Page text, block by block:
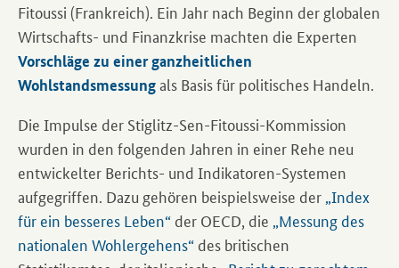
Fitoussi (Frankreich). Ein Jahr nach Beginn der globalen
Wirtschafts- und Finanzkrise machten die Experten
Vorschläge zu einer ganzheitlichen
Wohlstandsmessungals Basis für politisches Handeln.
Die Impulse der Stiglitz-Sen-Fitoussi-Kommission
wurden in den folgenden Jahren in einer Rehe neu
entwickelter Berichts- und Indikatoren-Systemen
aufgegriffen. Dazu gehören beispielsweise der „Index
für ein besseres Leben“ der OECD, die „Messung des
nationalen Wohlergehens“ des britischen